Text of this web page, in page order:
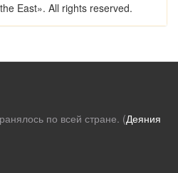
East». All rights reserved.
по всей стране. (Деяния